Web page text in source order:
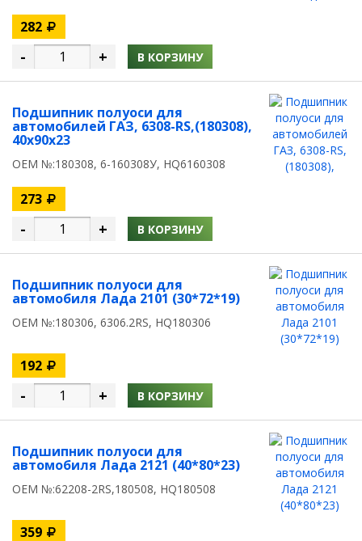
282
- + В КОРЗИНУ
Подшипник полуоси для
автомобилей ГАЗ, 6308-RS,(180308),
40x90x23
OEM №:180308, 6-160308У, HQ6160308
273
- + В КОРЗИНУ
Подшипник полуоси для
автомобиля Лада 2101 (30*72*19)
OEM №:180306, 6306.2RS, HQ180306
192
- + В КОРЗИНУ
Подшипник полуоси для
автомобиля Лада 2121 (40*80*23)
OEM №:62208-2RS,180508, HQ180508
359